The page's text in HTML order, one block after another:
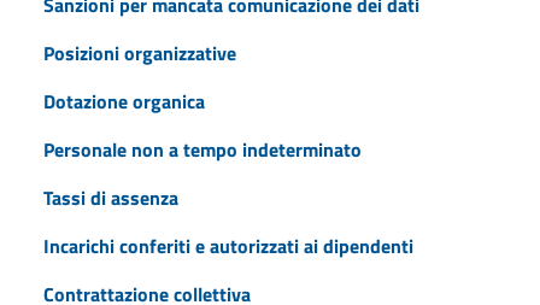
Posizioni organizzative
Dotazione organica
Personale non a tempo indeterminato
Tassi di assenza
Incarichi conferiti e autorizzati ai dipendenti
Contrattazione collettiva